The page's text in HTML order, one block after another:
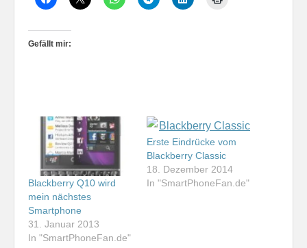
Gefällt mir:
Blackberry Q10 wird
mein nächstes
Smartphone
31. Januar 2013
In "SmartPhoneFan.de"
Erste Eindrücke vom
Blackberry Classic
18. Dezember 2014
In "SmartPhoneFan.de"